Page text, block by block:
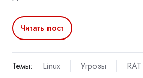
Читать пост
Темы: Linux Угрозы RAT